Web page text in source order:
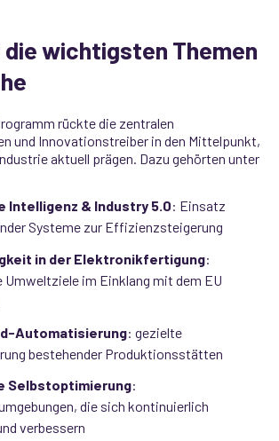
die wichtigsten Themen
rückte die zentralen
und Innovations­treiber in den Mittelpunkt,
aktuell prägen. Dazu gehörten unter
Intelligenz & Industry 5.0: Einsatz
Systeme zur Effizienzsteigerung
in der Elektronikfertigung:
im Einklang mit dem EU
: gezielte
bestehender Produktionsstätten
Selbstoptimierung:
die sich kontinuierlich
verbessern